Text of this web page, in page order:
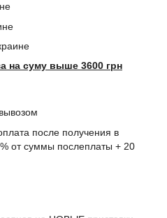
на суму выше 3600 грн
после получения в
от суммы послеплаты + 20